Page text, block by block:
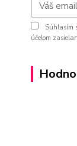
Súhlasím
účelom